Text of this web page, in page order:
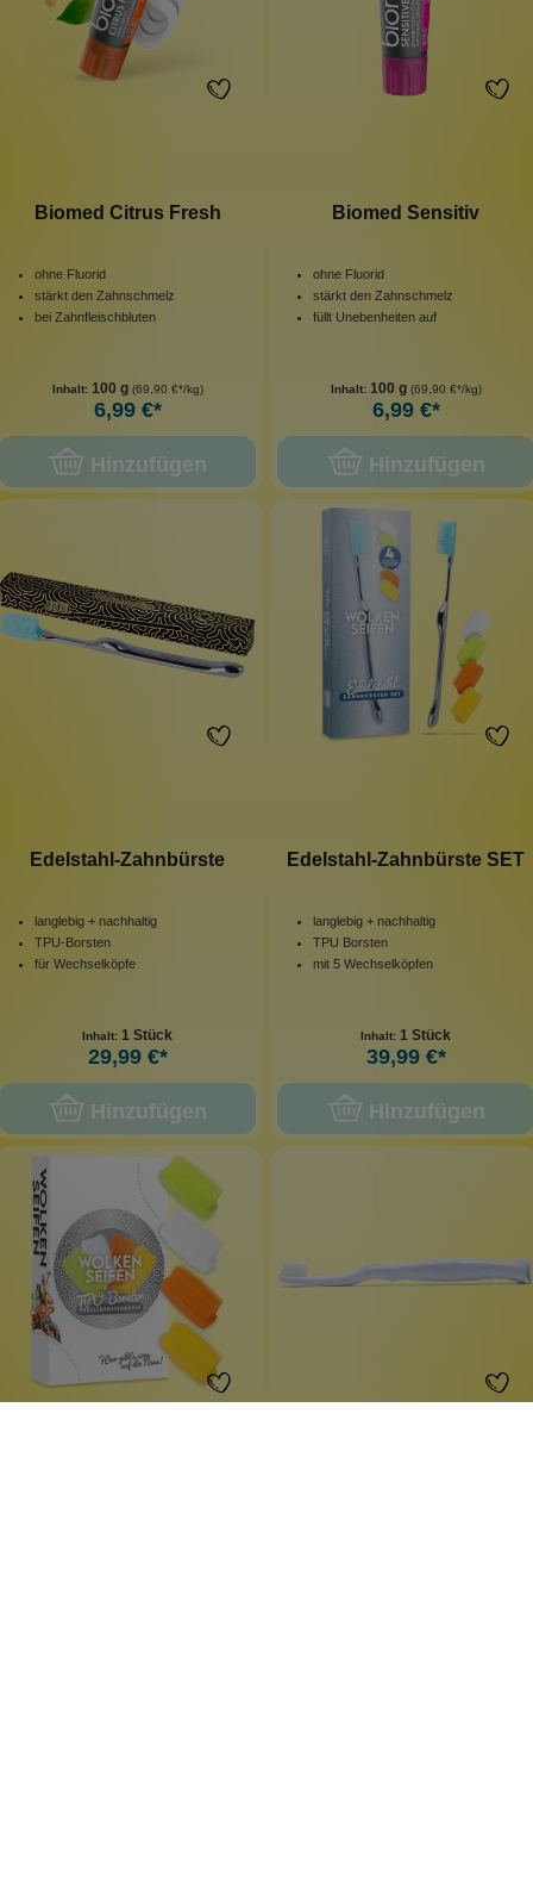
Biomed Citrus Fresh
ohne Fluorid
stärkt den Zahnschmelz
bei Zahnfleischbluten
Inhalt: 100 g (69,90 €*/kg)
6,99 €*
Hinzufügen
Biomed Sensitiv
ohne Fluorid
stärkt den Zahnschmelz
füllt Unebenheiten auf
Inhalt: 100 g (69,90 €*/kg)
6,99 €*
Hinzufügen
Edelstahl-Zahnbürste
langlebig + nachhaltig
TPU-Borsten
für Wechselköpfe
Inhalt: 1 Stück
29,99 €*
Hinzufügen
Edelstahl-Zahnbürste SET
langlebig + nachhaltig
TPU Borsten
mit 5 Wechselköpfen
Inhalt: 1 Stück
39,99 €*
Hinzufügen